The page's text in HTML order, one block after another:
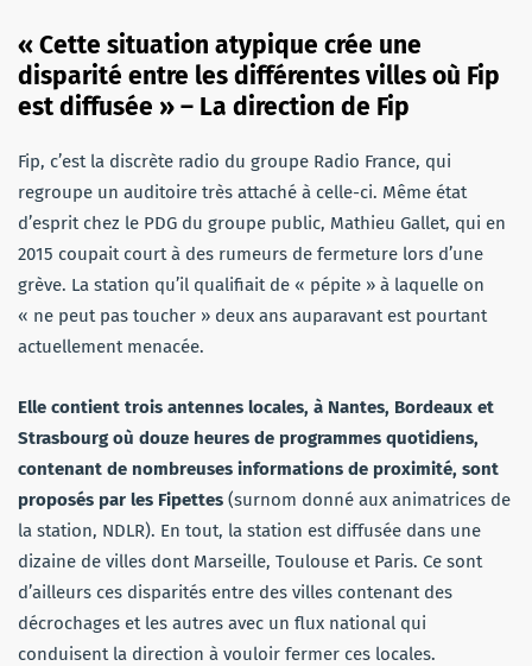
« Cette situation atypique crée une
disparité entre les différentes villes où Fip
est diffusée » – La direction de Fip
Fip, c’est la discrète radio du groupe Radio France, qui
regroupe un auditoire très attaché à celle-ci. Même état
d’esprit chez le PDG du groupe public, Mathieu Gallet, qui en
2015 coupait court à des rumeurs de fermeture lors d’une
grève. La station qu’il qualifiait de « pépite » à laquelle on
« ne peut pas toucher » deux ans auparavant est pourtant
actuellement menacée.
Elle contient trois antennes locales, à Nantes, Bordeaux et
Strasbourg où douze heures de programmes quotidiens,
contenant de nombreuses informations de proximité, sont
proposés par les Fipettes (surnom donné aux animatrices de
la station, NDLR). En tout, la station est diffusée dans une
dizaine de villes dont Marseille, Toulouse et Paris. Ce sont
d’ailleurs ces disparités entre des villes contenant des
décrochages et les autres avec un flux national qui
conduisent la direction à vouloir fermer ces locales.